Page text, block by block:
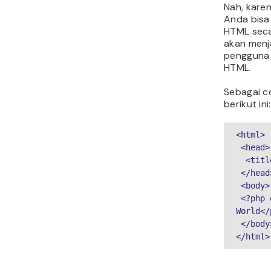
Nah,
Anda
HTML
akan
HTML.
Sebagai
berikut ini:
<html>
</html>